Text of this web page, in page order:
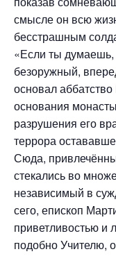
смысле он всю
бесстрашным
«Если ты думаешь,
безоружный,
основал
основания
разрушения его
террора
Сюда,
стекались во
независимый в
сего, епископ
приветливостью и
подобно Учителю,